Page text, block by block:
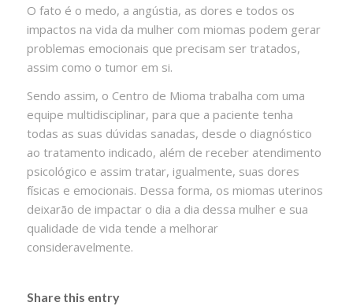
O fato é o medo, a angústia, as dores e todos os
impactos na vida da mulher com miomas podem gerar
problemas emocionais que precisam ser tratados,
assim como o tumor em si.
Sendo assim, o Centro de Mioma trabalha com uma
equipe multidisciplinar, para que a paciente tenha
todas as suas dúvidas sanadas, desde o diagnóstico
ao tratamento indicado, além de receber atendimento
psicológico e assim tratar, igualmente, suas dores
físicas e emocionais. Dessa forma, os miomas uterinos
deixarão de impactar o dia a dia dessa mulher e sua
qualidade de vida tende a melhorar
consideravelmente.
Share this entry